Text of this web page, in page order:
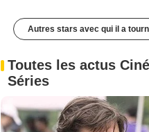
Autres stars avec qui il a
Toutes les actus
Séries